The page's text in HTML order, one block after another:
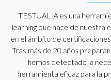
TESTUALIA es una
learning que nace de nuestra
en el ámbito de
Tras más de 20 años
hemos detectado la
herramienta eficaz para la